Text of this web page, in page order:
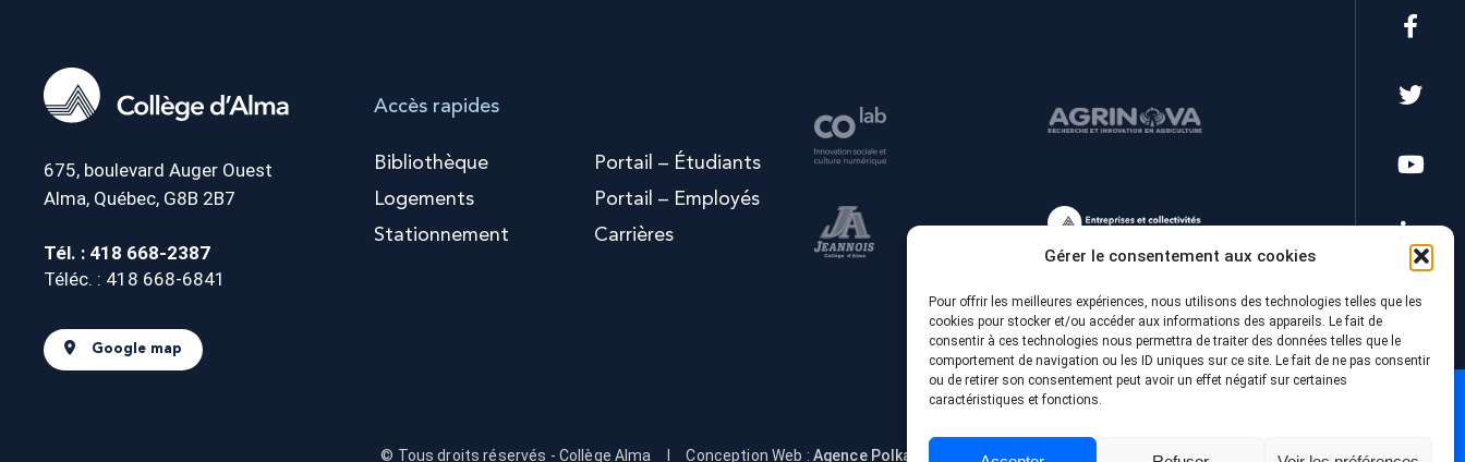
Gérer le consentement aux cookies
Pour offrir les meilleures expériences, nous utilisons des technologies telles que les
cookies pour stocker et/ou accéder aux informations des appareils. Le fait de
consentir à ces technologies nous permettra de traiter des données telles que le
comportement de navigation ou les ID uniques sur ce site. Le fait de ne pas consentir
ou de retirer son consentement peut avoir un effet négatif sur certaines
caractéristiques et fonctions.
675, boulevard Auger Ouest
Alma, Québec, G8B 2B7
Tél. : 418 668-2387
Téléc. : 418 668-6841
Google map
Accès rapides
Bibliothèque
Logements
Stationnement
Portail – Étudiants
Portail – Employés
Carrières
© Tous droits réservés - Collège Alma Conception Web : Agence Polka/Arsenal